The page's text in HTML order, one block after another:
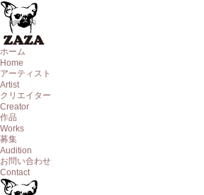
ホーム
Home
アーティスト
Artist
クリエイター
Creator
作品
Works
募集
Audition
お問い合わせ
Contact